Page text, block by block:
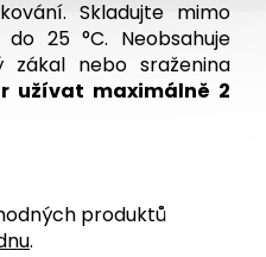
Skladujte mimo
25 °C. Neobsahuje
zákal nebo sraženina
užívat maximálně 2
produktů
.